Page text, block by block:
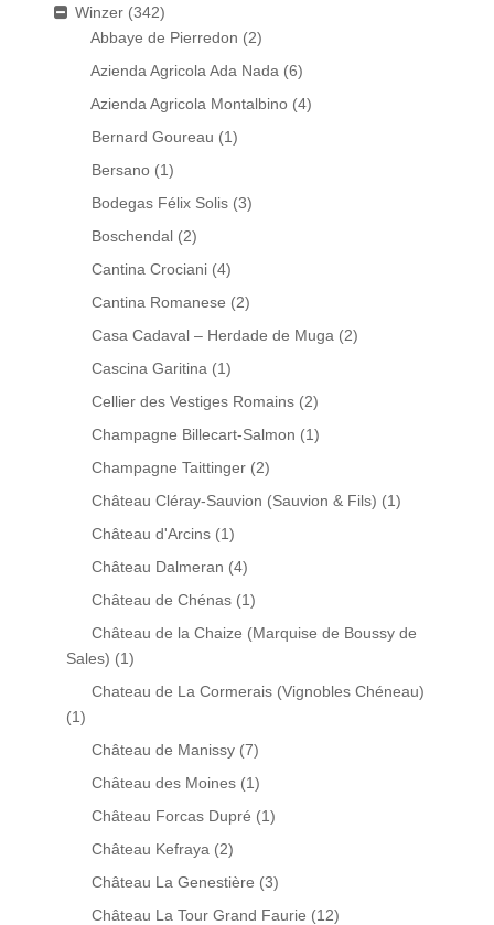
Winzer (342)
Abbaye de Pierredon (2)
Azienda Agricola Ada Nada (6)
Azienda Agricola Montalbino (4)
Bernard Goureau (1)
Bersano (1)
Bodegas Félix Solis (3)
Boschendal (2)
Cantina Crociani (4)
Cantina Romanese (2)
Casa Cadaval – Herdade de Muga (2)
Cascina Garitina (1)
Cellier des Vestiges Romains (2)
Champagne Billecart-Salmon (1)
Champagne Taittinger (2)
Château Cléray-Sauvion (Sauvion & Fils) (1)
Château d'Arcins (1)
Château Dalmeran (4)
Château de Chénas (1)
Château de la Chaize (Marquise de Boussy de
Sales) (1)
Chateau de La Cormerais (Vignobles Chéneau)
(1)
Château de Manissy (7)
Château des Moines (1)
Château Forcas Dupré (1)
Château Kefraya (2)
Château La Genestière (3)
Château La Tour Grand Faurie (12)